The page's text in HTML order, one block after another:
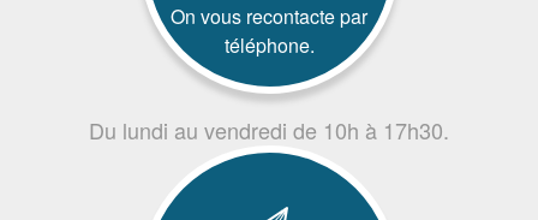
On vous recontacte par
téléphone.
Du lundi au vendredi de 10h à 17h30.